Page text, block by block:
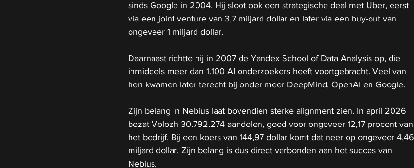
sinds Google in 2004. Hij sloot ook een strategische deal met Uber, eerst
via een joint venture van 3,7 miljard dollar en later via een buy-out van
ongeveer 1 miljard dollar.
Daarnaast richtte hij in 2007 de Yandex School of Data Analysis op, die
inmiddels meer dan 1.100 AI onderzoekers heeft voortgebracht. Veel van
hen kwamen later terecht bij onder meer DeepMind, OpenAI en Google.
Zijn belang in Nebius laat bovendien sterke alignment zien. In april 2026
bezat Volozh 30.792.274 aandelen, goed voor ongeveer 12,17 procent van
het bedrijf. Bij een koers van 144,97 dollar komt dat neer op ongeveer 4,46
miljard dollar. Zijn belang is dus direct verbonden aan het succes van
Nebius.